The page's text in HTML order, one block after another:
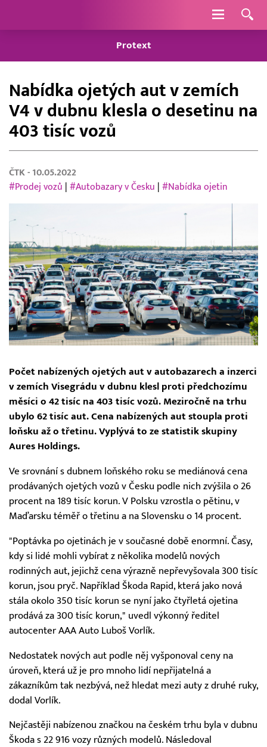
Navigace
Protext
Nabídka ojetých aut v zemích
V4 v dubnu klesla o desetinu na
403 tisíc vozů
ČTK - 10.05.2022
#Prodej vozů
#Autobazary v Česku #Nabídka ojetin
Počet nabízených ojetých aut v autobazarech a inzerci
v zemích Visegrádu v dubnu klesl proti předchozímu
měsíci o 42 tisíc na 403 tisíc vozů. Meziročně na trhu
ubylo 62 tisíc aut. Cena nabízených aut stoupla proti
loňsku až o třetinu. Vyplývá to ze statistik skupiny
Aures Holdings.
Ve srovnání s dubnem loňského roku se mediánová cena
prodávaných ojetých vozů v Česku podle nich zvýšila o 26
procent na 189 tisíc korun. V Polsku vzrostla o pětinu, v
Maďarsku téměř o třetinu a na Slovensku o 14 procent.
"Poptávka po ojetinách je v současné době enormní. Časy,
kdy si lidé mohli vybírat z několika modelů nových
rodinných aut, jejichž cena výrazně nepřevyšovala 300 tisíc
korun, jsou pryč. Například Škoda Rapid, která jako nová
stála okolo 350 tisíc korun se nyní jako čtyřletá ojetina
prodává za 300 tisíc korun," uvedl výkonný ředitel
autocenter AAA Auto Luboš Vorlík.
Nedostatek nových aut podle něj vyšponoval ceny na
úroveň, která už je pro mnoho lidí nepřijatelná a
zákazníkům tak nezbývá, než hledat mezi auty z druhé ruky,
dodal Vorlík.
Nejčastěji nabízenou značkou na českém trhu byla v dubnu
Škoda s 22 916 vozy různých modelů. Následoval